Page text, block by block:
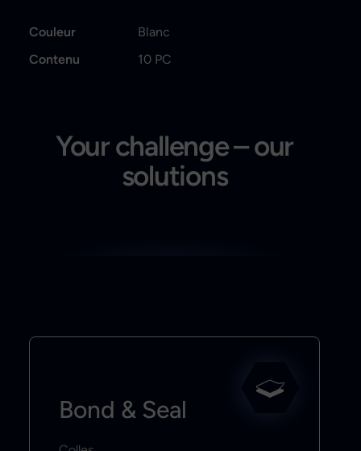
Couleur
Blanc
Contenu
10 PC
Your challenge – our
solutions
Bond & Seal